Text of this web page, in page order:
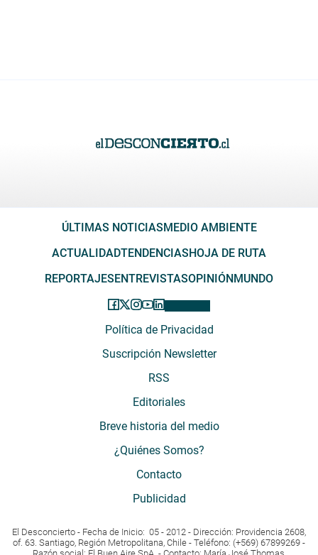
ÚLTIMAS NOTICIASMEDIO AMBIENTE
ACTUALIDADTENDENCIASHOJA DE RUTA
REPORTAJESENTREVISTASOPINIÓNMUNDO
Política de Privacidad
Suscripción Newsletter
RSS
Editoriales
Breve historia del medio
¿Quiénes Somos?
Contacto
Publicidad
El Desconcierto - Fecha de Inicio: 05 - 2012 - Dirección: Providencia 2608,
of. 63. Santiago, Región Metropolitana, Chile - Teléfono: (+569) 67899269 -